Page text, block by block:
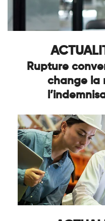
Rupture
change la